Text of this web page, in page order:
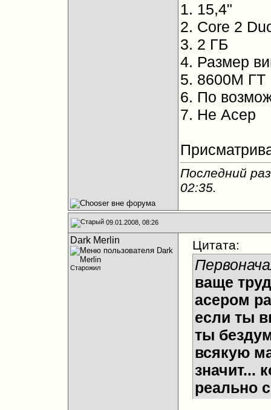
1. 15,4"
2. Core 2
3. 2 ГБ
4. Размер
5. 8600М ГТ
6. По
7. Не Асер
Последний
02:35.
09.01.2008, 08:26
Dark Merlin
Старожил
Цитата:
ваще
асером
если ты
ты
всякую
значит...
реально